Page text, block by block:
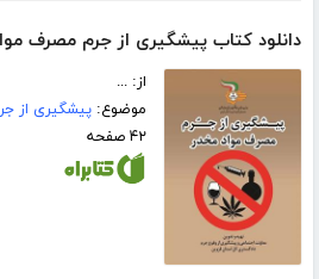
دانلود کتاب پیشگیری از جرم مصرف
از: ...
موضوع:پیشگیری از
۴۲ صفحه